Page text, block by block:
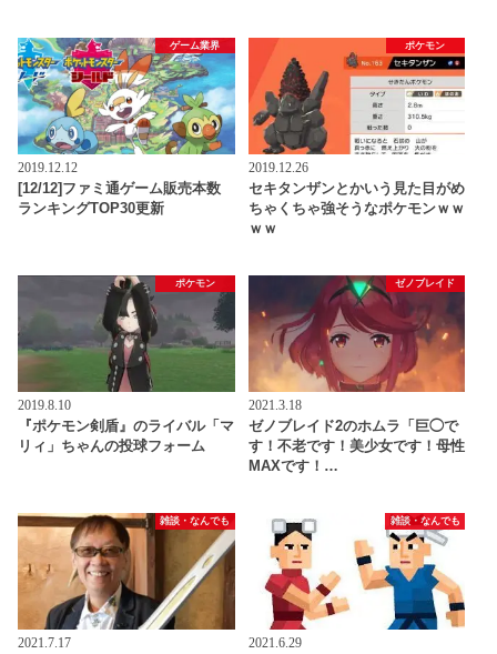
ゲーム業界
2019.12.12
[12/12]ファミ通ゲーム販売本数
ランキングTOP30更新
ポケモン
2019.12.26
セキタンザンとかいう見た目がめ
ちゃくちゃ強そうなポケモンｗｗ
ｗｗ
ポケモン
2019.8.10
『ポケモン剣盾』のライバル「マ
リィ」ちゃんの投球フォーム
ゼノブレイド
2021.3.18
ゼノブレイド2のホムラ「巨◯で
す！不老です！美少女です！母性
MAXです！…
雑談・なんでも
2021.7.17
雑談・なんでも
2021.6.29